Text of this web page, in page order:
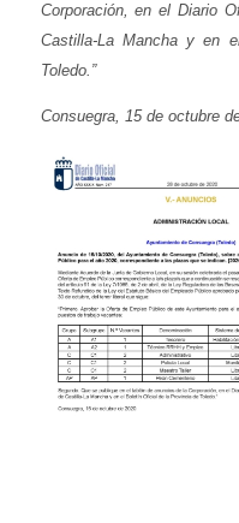
Corporación, en el Diario
Castilla-La Mancha y en
Toledo.”
Consuegra, 15 de octubre